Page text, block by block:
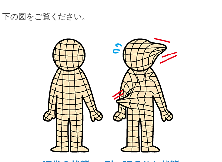
下の図をご覧ください。